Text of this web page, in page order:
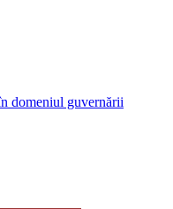
domeniul guvernării